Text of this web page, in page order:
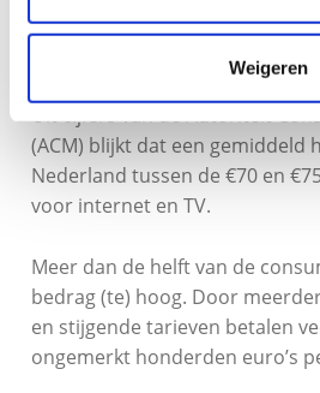
Weigeren
Wat betaal je
Uit cijfers van de Autoriteit
(ACM) blijkt dat een gemiddeld
Nederland tussen de €70 en
voor internet en TV.
Meer dan de helft van de
bedrag (te) hoog. Door
en stijgende tarieven betalen
ongemerkt honderden euro’s